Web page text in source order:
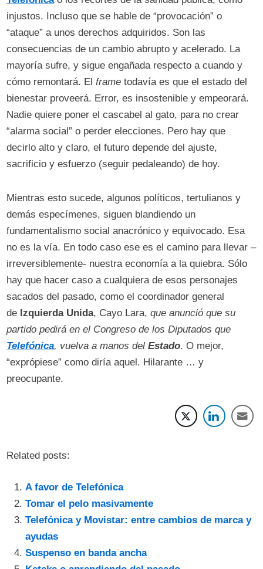
injustos. Incluso que se hable de “provocación” o
“ataque” a unos derechos adquiridos. Son las
consecuencias de un cambio abrupto y acelerado. La
mayoría sufre, y sigue engañada respecto a cuando y
cómo remontará. Elframe todavía es que el estado del
bienestar proveerá. Error, es insostenible y empeorará.
Nadie quiere poner el cascabel al gato, para no crear
“alarma social” o perder elecciones. Pero hay que
decirlo alto y claro, el futuro depende del ajuste,
sacrificio y esfuerzo (seguir pedaleando) de hoy.
Mientras esto sucede, algunos políticos, tertulianos y
demás especímenes, siguen blandiendo un
fundamentalismo social anacrónico y equivocado. Esa
no es la vía. En todo caso ese es el camino para llevar –
irreversiblemente- nuestra economía a la quiebra. Sólo
hay que hacer caso a cualquiera de esos personajes
sacados del pasado, como el coordinador general
de Izquierda Unida, Cayo Lara,que anunció que su
partido pedirá en el Congreso de los Diputados que
Telefónica, vuelva a manos delEstado. O mejor,
“exprópiese” como diría aquel. Hilarante … y
preocupante.
Related posts:
A favor de Telefónica
Tomar el pelo masivamente
Telefónica y Movistar: entre cambios de marca y
ayudas
Suspenso en banda ancha